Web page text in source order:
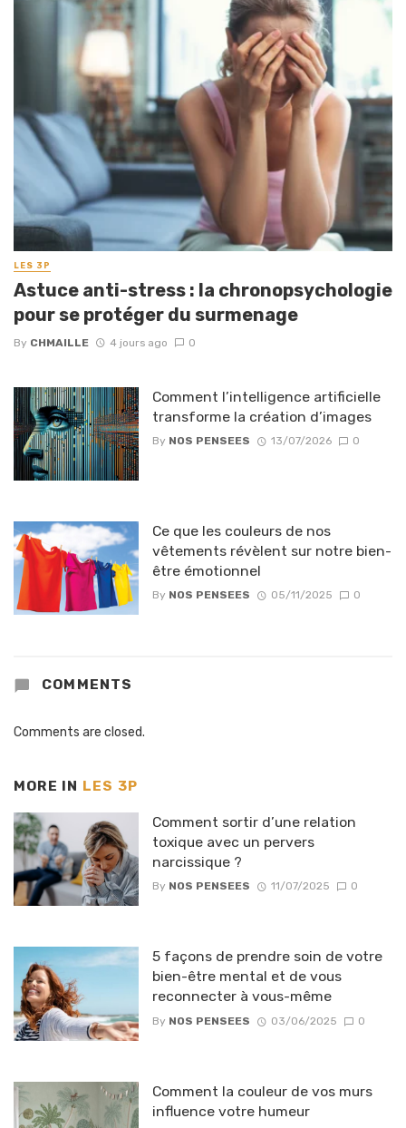
LES 3P
Astuce anti-stress : la chronopsychologie
pour se protéger du surmenage
By CHMAILLE 4 jours ago 0
Comment l’intelligence artificielle
transforme la création d’images
By NOS PENSEES 13/07/2026 0
Ce que les couleurs de nos
vêtements révèlent sur notre bien-
être émotionnel
By NOS PENSEES 05/11/2025 0
COMMENTS
Comments are closed.
MORE IN LES 3P
Comment sortir d’une relation
toxique avec un pervers
narcissique ?
By NOS PENSEES 11/07/2025 0
5 façons de prendre soin de votre
bien-être mental et de vous
reconnecter à vous-même
By NOS PENSEES 03/06/2025 0
Comment la couleur de vos murs
influence votre humeur